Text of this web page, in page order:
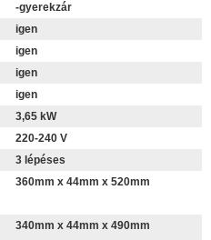
-gyerekzár
igen
igen
igen
igen
3,65 kW
220-240 V
3 lépéses
360mm x 44mm x 520mm
340mm x 44mm x 490mm